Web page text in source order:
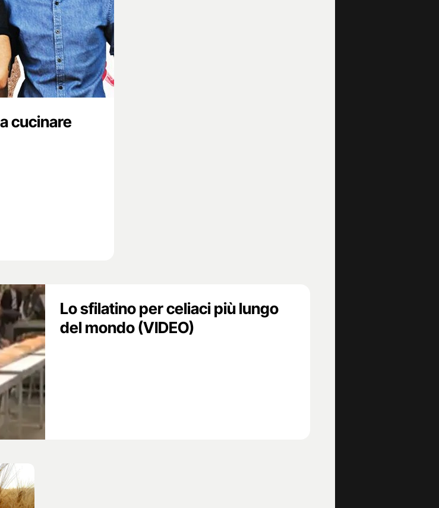
cucinare
Lo sfilatino per celiaci più lungo
del mondo (VIDEO)